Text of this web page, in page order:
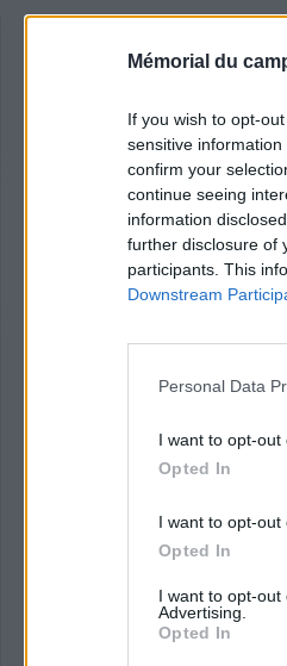
Mémorial du
If you wish to opt-
sensitive
confirm your
continue seeing
information
further disclosure of
participants. This
Downstream
Personal Data
I want to opt-out
Opted In
I want to opt-out
Opted In
I want to opt-out
Advertising.
Opted In